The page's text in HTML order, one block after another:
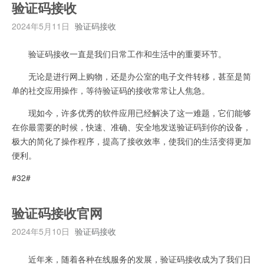
验证码接收
2024年5月11日 验证码接收
验证码接收一直是我们日常工作和生活中的重要环节。
无论是进行网上购物，还是办公室的电子文件转移，甚至是简
单的社交应用操作，等待验证码的接收常常让人焦急。
现如今，许多优秀的软件应用已经解决了这一难题，它们能够
在你最需要的时候，快速、准确、安全地发送验证码到你的设备，
极大的简化了操作程序，提高了接收效率，使我们的生活变得更加
便利。
#32#
验证码接收官网
2024年5月10日 验证码接收
近年来，随着各种在线服务的发展，验证码接收成为了我们日